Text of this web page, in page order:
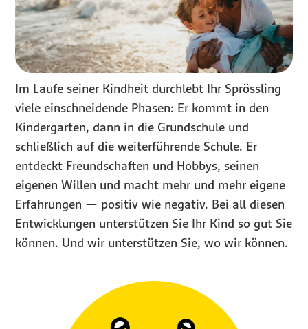
Im Laufe seiner Kindheit durchlebt Ihr Sprössling
viele einschneidende Phasen: Er kommt in den
Kindergarten, dann in die Grundschule und
schließlich auf die weiterführende Schule. Er
entdeckt Freundschaften und Hobbys, seinen
eigenen Willen und macht mehr und mehr eigene
Erfahrungen — positiv wie negativ. Bei all diesen
Entwicklungen unterstützen Sie Ihr Kind so gut Sie
können. Und wir unterstützen Sie, wo wir können.